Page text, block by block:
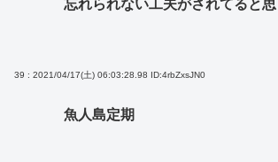
忘れられない工夫がされてると
39 : 2021/04/17(土) 06:03:28.98 ID:4rbZxsJN0
魚人島定期